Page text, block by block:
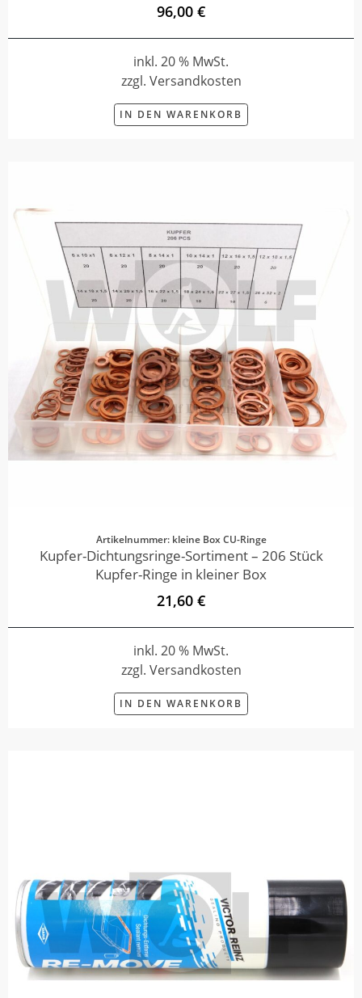
96,00 €
inkl. 20 % MwSt.
zzgl. Versandkosten
IN DEN WARENKORB
Artikelnummer: kleine Box CU-Ringe
Kupfer-Dichtungsringe-Sortiment – 206 Stück
Kupfer-Ringe in kleiner Box
21,60 €
inkl. 20 % MwSt.
zzgl. Versandkosten
IN DEN WARENKORB